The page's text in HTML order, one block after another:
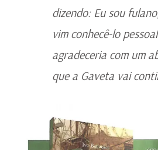
dizendo: Eu sou
vim conhecê-lo
agradeceria com um
que a Gaveta vai